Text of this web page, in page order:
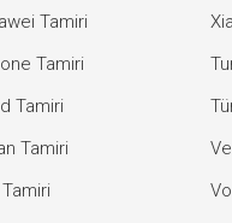
Tamiri
Tamiri
Tamiri
Tamiri